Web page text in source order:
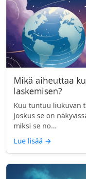
Mikä aiheuttaa
laskemisen?
Kuu tuntuu liukuvan
Joskus se on
miksi se no...
Lue lisää →